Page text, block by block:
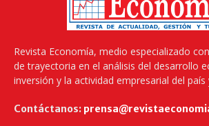
Revista Economía, medio especializado
de trayectoria en el análisis del desarrollo
inversión y la actividad empresarial del país
Contáctanos: